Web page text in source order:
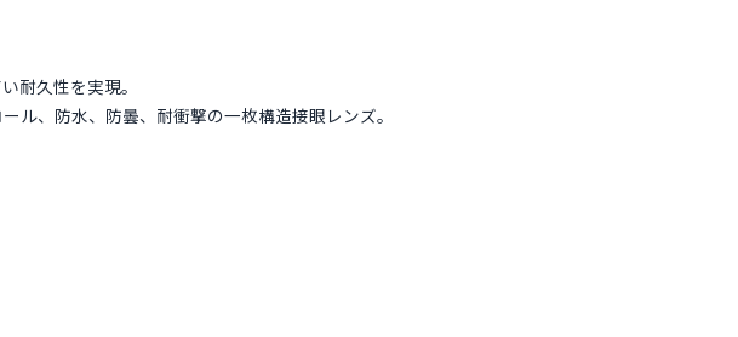
耐久性を実現。
ル、防水、防曇、耐衝撃の一枚構造接眼レンズ。